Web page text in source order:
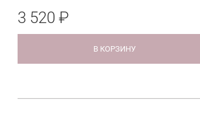
3 520 ₽
В КОРЗИНУ